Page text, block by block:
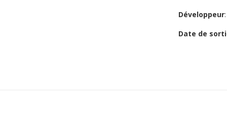
Développeur:
Date de